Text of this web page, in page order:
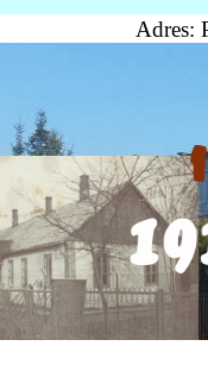
Adres: